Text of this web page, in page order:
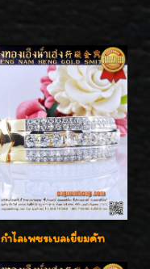
กำไลเพชรเบลเยี่ยมคัท